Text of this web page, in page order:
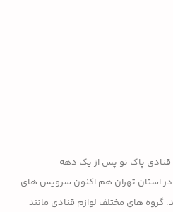
قنادی پاک نو پس از یک دهه
در استان تهران هم اکنون سرویس های
گروه های مختلف لوازم قنادی مانند